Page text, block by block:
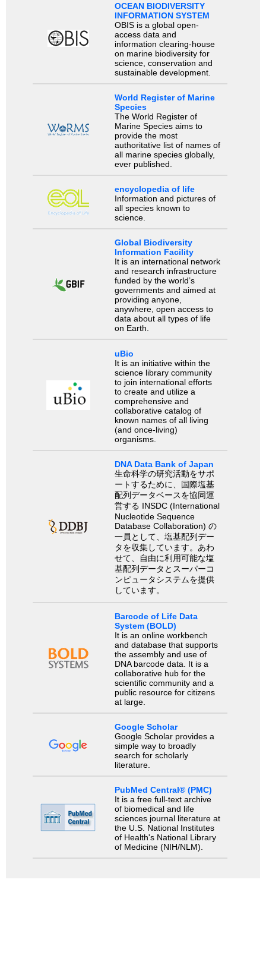
OCEAN BIODIVERSITY
INFORMATION SYSTEM
OBIS is a global open-
access data and
information clearing-house
on marine biodiversity for
science, conservation and
sustainable development.
World Register of Marine
Species
The World Register of
Marine Species aims to
provide the most
authoritative list of names of
all marine species globally,
ever published.
encyclopedia of life
Information and pictures of
all species known to
science.
Global Biodiversity
Information Facility
It is an international network
and research infrastructure
funded by the world’s
governments and aimed at
providing anyone,
anywhere, open access to
data about all types of life
on Earth.
uBio
It is an initiative within the
science library community
to join international efforts
to create and utilize a
comprehensive and
collaborative catalog of
known names of all living
(and once-living)
organisms.
DNA Data Bank of Japan
生命科学の研究活動をサポ
ートするために、国際塩基
配列データベースを協同運
営する INSDC (International
Nucleotide Sequence
Database Collaboration) の
一員として、塩基配列デー
タを収集しています。あわ
せて、自由に利用可能な塩
基配列データとスーパーコ
ンピュータシステムを提供
しています。
Barcode of Life Data
System (BOLD)
It is an online workbench
and database that supports
the assembly and use of
DNA barcode data. It is a
collaborative hub for the
scientific community and a
public resource for citizens
at large.
Google Scholar
Google Scholar provides a
simple way to broadly
search for scholarly
literature.
PubMed Central® (PMC)
It is a free full-text archive
of biomedical and life
sciences journal literature at
the U.S. National Institutes
of Health's National Library
of Medicine (NIH/NLM).